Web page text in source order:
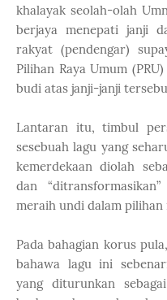
khalayak seolah-olah
berjaya menepati janji
rakyat (pendengar)
Pilihan Raya Umum
budi atas janji-janji
Lantaran itu, timbul
sesebuah lagu yang
kemerdekaan diolah
dan
meraih undi dalam pilihan
Pada bahagian korus
bahawa lagu ini
yang diturunkan